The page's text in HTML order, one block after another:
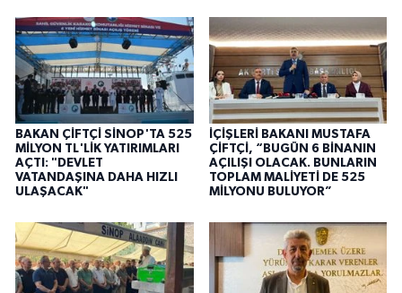
BAKAN ÇİFTÇİ SİNOP'TA 525
MİLYON TL'LİK YATIRIMLARI
AÇTI: "DEVLET
VATANDAŞINA DAHA HIZLI
ULAŞACAK"
İÇİŞLERİ BAKANI MUSTAFA
ÇİFTÇİ, “BUGÜN 6 BİNANIN
AÇILIŞI OLACAK. BUNLARIN
TOPLAM MALİYETİ DE 525
MİLYONU BULUYOR”